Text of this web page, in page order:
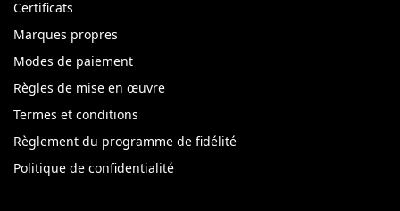
Certificats
Marques propres
Modes de paiement
Règles de mise en œuvre
Termes et conditions
Règlement du programme de fidélité
Politique de confidentialité